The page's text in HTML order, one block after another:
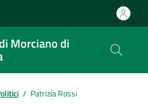
Morciano di
/ Patrizia Rossi